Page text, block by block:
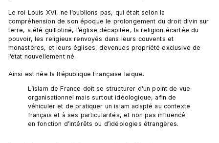
Le roi Louis XVI, ne l’oublions pas, qui était selon la
compréhension de son époque le prolongement du droit divin sur
terre, a été guillotiné, l’église décapitée, la religion écartée du
pouvoir, les religieux renvoyés dans leurs couvents et
monastères, et leurs églises, devenues propriété exclusive de
l’état nouvellement né.
L’islam de France doit se structurer d’un point de vue
organisationnel mais surtout idéologique, afin de
véhiculer et de pratiquer un islam adapté au contexte
français et à ses particularités, et non pas influencé
en fonction d’intérêts ou d’idéologies étrangères.